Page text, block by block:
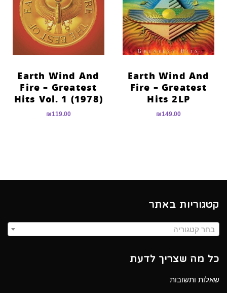
Earth Wind And
Fire – Greatest
Hits 2LP
₪149.00
Earth Wind And
Fire – Greatest
Hits Vol. 1 (1978)
₪119.00
קטגוריות באתר
בחר קטגוריה
כל מה שצריך לדעת
שאלות ותשובות